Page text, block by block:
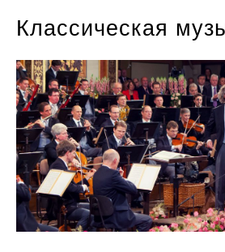
Классическая